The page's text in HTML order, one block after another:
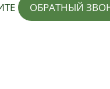
ОБРАТНЫЙ